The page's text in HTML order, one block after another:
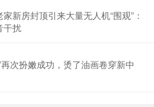
新房封顶引来大量无人机“围观”：
干扰
次扮嫩成功，烫了油画卷穿新中